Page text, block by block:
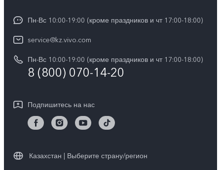
Y36
TWS 3e
Funtouch OS
IMEI аутентификация
Обновление системы
Запрос хода ремонта
Пресс-центр
Карьера в vivo
Юридическая информация
Центр конфиденциальности vivo
Стабильность
Пн-Вс 10:00-19:00 (кроме праздников и чт 17:00-18:00)
service@kz.vivo.com
Пн-Вс 10:00-19:00 (кроме праздников и чт 17:00-18:00)
8 (800) 070-14-20
Подпишитесь на нас
Казахстан | Выберите страну/регион